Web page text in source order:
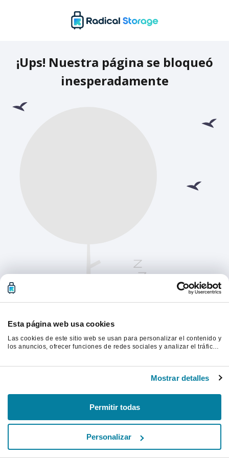
Esta página web usa cookies
Las cookies de este sitio web se usan para personalizar el contenido y
los anuncios, ofrecer funciones de redes sociales y analizar el tráfico.
proporcionado o que hayan recopilado a partir del uso que haya
Mostrar detalles
Permitir todas
Personalizar
¡Ups! Nuestra página se bloqueó
inesperadamente
Actualiza la página para continuar.
Actualizar